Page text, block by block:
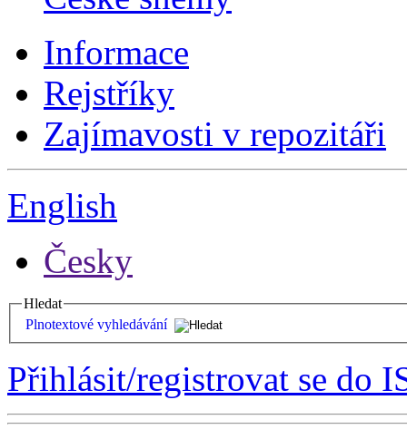
Informace
Rejstříky
Zajímavosti v repozitáři
English
Česky
Hledat
Plnotextové vyhledávání
Přihlásit/registrovat se do